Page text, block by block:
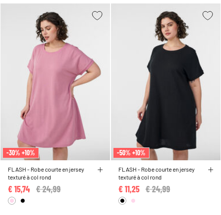
-30% +10%
FLASH - Robe courte en jersey
texturé à col rond
Price reduced from
€ 24,99
€ 15,74
-50% +10%
FLASH - Robe courte en jersey
texturé à col rond
Price reduced from
€ 24,99
€ 11,25